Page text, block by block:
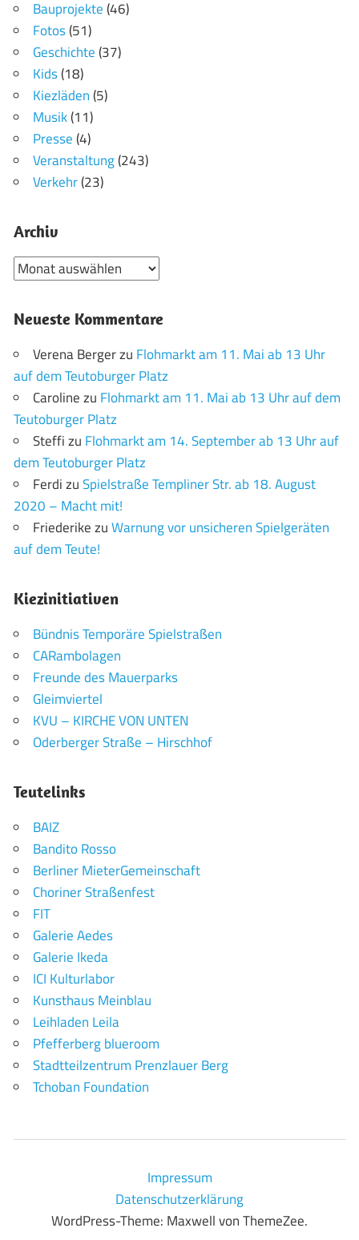
Bauprojekte(46)
Fotos(51)
Geschichte(37)
Kids(18)
Kiezläden(5)
Musik(11)
Presse(4)
Veranstaltung(243)
Verkehr(23)
Archiv
Archiv
Neueste Kommentare
Verena Bergerzu Flohmarkt am 11. Mai ab 13 Uhr
auf dem Teutoburger Platz
Carolinezu Flohmarkt am 11. Mai ab 13 Uhr auf dem
Teutoburger Platz
Steffizu Flohmarkt am 14. September ab 13 Uhr auf
dem Teutoburger Platz
FerdizuSpielstraße Templiner Str. ab 18. August
2020 – Macht mit!
FriederikezuWarnung vor unsicheren Spielgeräten
auf dem Teute!
Kiezinitiativen
Bündnis Temporäre Spielstraßen
CARambolagen
Freunde des Mauerparks
Gleimviertel
KVU – KIRCHE VON UNTEN
Oderberger Straße – Hirschhof
Teutelinks
BAIZ
Bandito Rosso
Berliner MieterGemeinschaft
Choriner Straßenfest
FIT
Galerie Aedes
Galerie Ikeda
ICI Kulturlabor
Kunsthaus Meinblau
Leihladen Leila
Pfefferberg blueroom
Stadtteilzentrum Prenzlauer Berg
Tchoban Foundation
Impressum
Datenschutzerklärung
WordPress-Theme: Maxwell von ThemeZee.